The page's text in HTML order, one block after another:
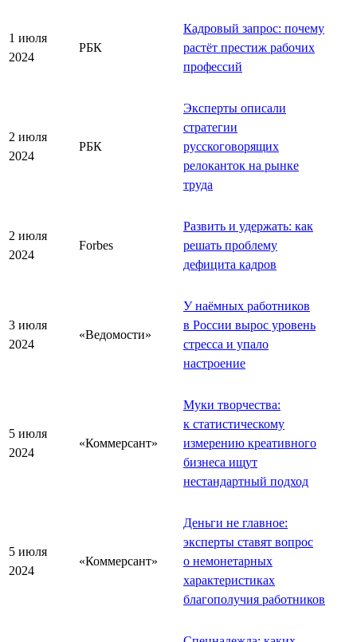
1 июля
2024
РБК
Кадровый запрос: почему
растёт престиж рабочих
профессий
2 июля
2024
РБК
Эксперты описали
стратегии
русскоговорящих
релоканток на рынке
труда
2 июля
2024
Forbes
Развить и удержать: как
решать проблему
дефицита кадров
3 июля
2024
«Ведомости»
У наёмных работников
в России вырос уровень
стресса и упало
настроение
5 июля
2024
«Коммерсант»
Муки творчества:
к статистическому
измерению креативного
бизнеса ищут
нестандартный подход
5 июля
2024
«Коммерсант»
Деньги не главное:
эксперты ставят вопрос
о немонетарных
характеристиках
благополучия работников